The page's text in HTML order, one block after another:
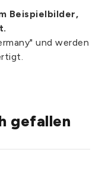
Beispielbilder,
und werden
gefallen